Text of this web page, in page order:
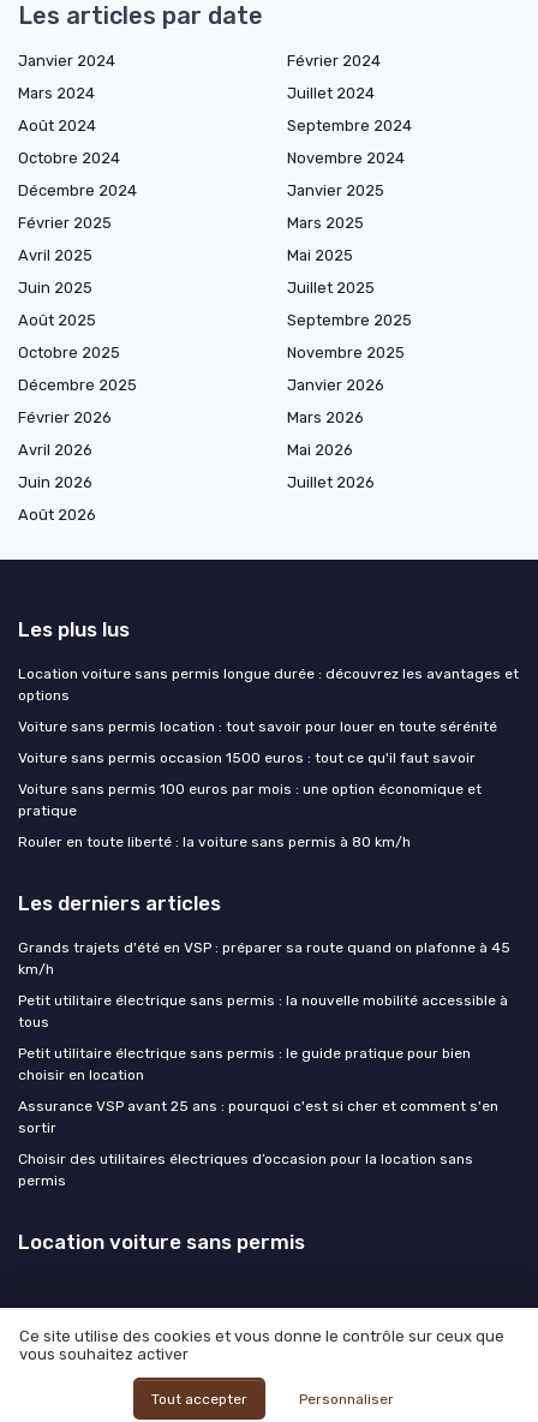
Les articles par date
Janvier 2024
Février 2024
Mars 2024
Juillet 2024
Août 2024
Septembre 2024
Octobre 2024
Novembre 2024
Décembre 2024
Janvier 2025
Février 2025
Mars 2025
Avril 2025
Mai 2025
Juin 2025
Juillet 2025
Août 2025
Septembre 2025
Octobre 2025
Novembre 2025
Décembre 2025
Janvier 2026
Février 2026
Mars 2026
Avril 2026
Mai 2026
Juin 2026
Juillet 2026
Août 2026
Les plus lus
Location voiture sans permis longue durée : découvrez les avantages et
options
Voiture sans permis location : tout savoir pour louer en toute sérénité
Voiture sans permis occasion 1500 euros : tout ce qu'il faut savoir
Voiture sans permis 100 euros par mois : une option économique et
pratique
Rouler en toute liberté : la voiture sans permis à 80 km/h
Les derniers articles
Grands trajets d'été en VSP : préparer sa route quand on plafonne à 45
km/h
Petit utilitaire électrique sans permis : la nouvelle mobilité accessible à
tous
Petit utilitaire électrique sans permis : le guide pratique pour bien
choisir en location
Assurance VSP avant 25 ans : pourquoi c'est si cher et comment s'en
sortir
Choisir des utilitaires électriques d’occasion pour la location sans
permis
Location voiture sans permis
Mentions légales
© Location voiture sans permis 2026
Ce site utilise des cookies et vous donne le contrôle sur ceux que
vous souhaitez activer
Tout accepter Personnaliser